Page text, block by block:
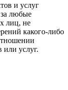
и услуг
любые
лиц, не
какого-либо
или услуг.